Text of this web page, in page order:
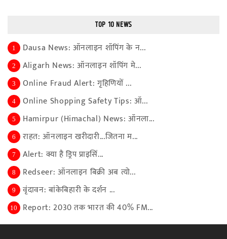
TOP 10 NEWS
1 Dausa News: ऑनलाइन शॉपिंग के न...
2 Aligarh News: ऑनलाइन शॉपिंग मे...
3 Online Fraud Alert: गृहिणियों ...
4 Online Shopping Safety Tips: ऑ...
5 Hamirpur (Himachal) News: ऑनला...
6 राहत: ऑनलाइन खरीदारी...जितना म...
7 Alert: क्या है ड्रिप प्राइसिं...
8 Redseer: ऑनलाइन बिक्री अब त्यो...
9 वृंदावन: बांकेबिहारी के दर्शन ...
10 Report: 2030 तक भारत की 40% FM...